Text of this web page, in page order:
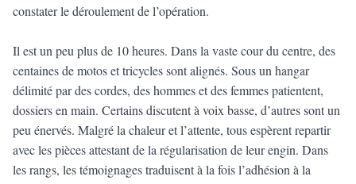
constater le déroulement de l’opération.
Il est un peu plus de 10 heures. Dans la vaste cour du centre, des
centaines de motos et tricycles sont alignés. Sous un hangar
délimité par des cordes, des hommes et des femmes patientent,
dossiers en main. Certains discutent à voix basse, d’autres sont un
peu énervés. Malgré la chaleur et l’attente, tous espèrent repartir
avec les pièces attestant de la régularisation de leur engin. Dans
les rangs, les témoignages traduisent à la fois l’adhésion à la